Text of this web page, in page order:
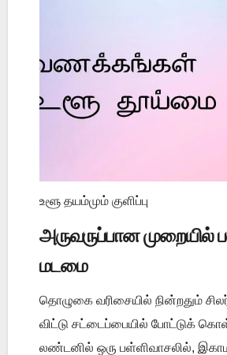
உளூ தயம்மும் குளிப்பு
அருவருப்பான முறையில்
மடமை
தொழுகை வரிசையில் நின்றதும்
விட்டு சட்டைப்பையில் போட்டுக்
லண்டனில் ஒரு பள்ளிவாசலில்,